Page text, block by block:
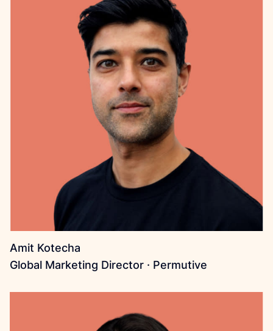
Amit Kotecha
Global Marketing Director · Permutive